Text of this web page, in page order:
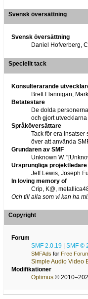
Svensk översättning
Svensk översättning
Daniel Hofverberg,
Speciellt tack
Konsulterarande
Brett Flannigan,
Betatestare
De dolda
och gjort utvecklarna
Språköversättare
Tack för era insatser
över att använda
Grundaren av SMF
Unknown W.
Ursprungliga projektledare
Jeff Lewis, Joseph
In loving memory of
Crip, K@,
Och till alla som vi kan ha
Copyright
Forum
SMF 2.0.19
SMF ©
SMFAds for Free
Simple Audio Video
Modifikationer
Optimus©